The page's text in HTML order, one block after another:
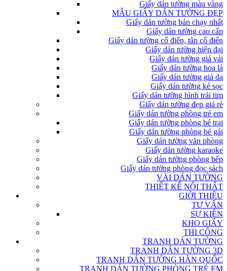
Giấy dán tường màu vàng
MẪU GIẤY DÁN TƯỜNG ĐẸP
Giấy dán tường bán chạy nhất
Giấy dán tường cao cấp
Giấy dán tường cổ điển, tân cổ điển
Giấy dán tường hiện đại
Giấy dán tường giả vải
Giấy dán tường hoa lá
Giấy dán tường giả da
Giấy dán tường kẻ sọc
Giấy dán tường hình trái tim
Giấy dán tường đẹp giá rẻ
Giấy dán tường phòng trẻ em
Giấy dán tường phòng bé trai
Giấy dán tường phòng bé gái
Giấy dán tường văn phòng
Giấy dán tường karaoke
Giấy dán tường phòng bếp
Giấy dán tường phòng đọc sách
VẢI DÁN TƯỜNG
THIẾT KẾ NỘI THẤT
GIỚI THIỆU
TƯ VẤN
SỰ KIỆN
KHO GIẤY
THI CÔNG
TRANH DÁN TƯỜNG
TRANH DÁN TƯỜNG 3D
TRANH DÁN TƯỜNG HÀN QUỐC
TRANH DÁN TƯỜNG PHÒNG TRẺ EM